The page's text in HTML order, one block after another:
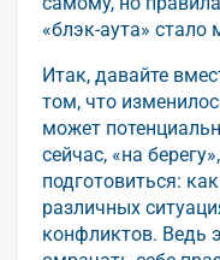
«блэк-аута» стало
Итак, давайте
том, что
может
сейчас, «на
подготовиться:
различных
конфликтов. Ведь